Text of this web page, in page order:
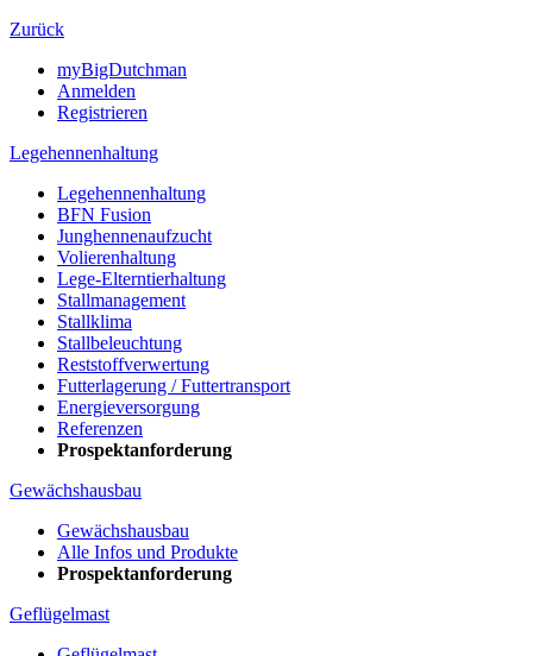
Zurück
myBigDutchman
Anmelden
Registrieren
Legehennenhaltung
Legehennenhaltung
BFN Fusion
Junghennenaufzucht
Volierenhaltung
Lege-Elterntierhaltung
Stallmanagement
Stallklima
Stallbeleuchtung
Reststoffverwertung
Futterlagerung / Futtertransport
Energieversorgung
Referenzen
Prospektanforderung
Gewächshausbau
Gewächshausbau
Alle Infos und Produkte
Prospektanforderung
Geflügelmast